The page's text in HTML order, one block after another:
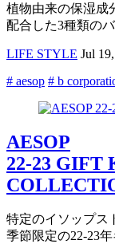
植物由来の保湿成
配合した3種類の
LIFE STYLE Jul
# aesop # b
AESOP
22-23 GIFT
特定のイソップス
季節限定の22-23